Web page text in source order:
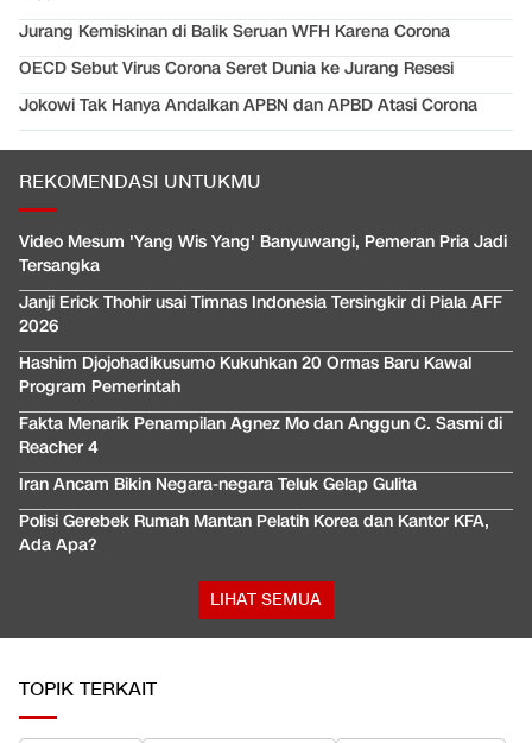
Jurang Kemiskinan di Balik Seruan WFH Karena Corona
OECD Sebut Virus Corona Seret Dunia ke Jurang Resesi
Jokowi Tak Hanya Andalkan APBN dan APBD Atasi Corona
REKOMENDASI UNTUKMU
Video Mesum 'Yang Wis Yang' Banyuwangi, Pemeran Pria Jadi
Tersangka
Janji Erick Thohir usai Timnas Indonesia Tersingkir di Piala AFF
2026
Hashim Djojohadikusumo Kukuhkan 20 Ormas Baru Kawal
Program Pemerintah
Fakta Menarik Penampilan Agnez Mo dan Anggun C. Sasmi di
Reacher 4
Iran Ancam Bikin Negara-negara Teluk Gelap Gulita
Polisi Gerebek Rumah Mantan Pelatih Korea dan Kantor KFA,
Ada Apa?
LIHAT SEMUA
TOPIK TERKAIT